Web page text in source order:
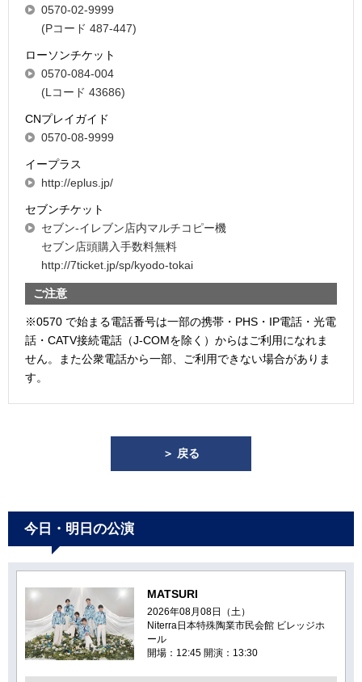
0570-02-9999
(Pコード 487-447)
ローソンチケット
0570-084-004
(Lコード 43686)
CNプレイガイド
0570-08-9999
イープラス
http://eplus.jp/
セブンチケット
セブン-イレブン店内マルチコピー機
セブン店頭購入手数料無料
http://7ticket.jp/sp/kyodo-tokai
ご注意
※0570 で始まる電話番号は一部の携帯・PHS・IP電話・光電
話・CATV接続電話（J-COMを除く）からはご利用になれま
せん。また公衆電話から一部、ご利用できない場合がありま
す。
＞ 戻る
今日・明日の公演
MATSURI
2026年08月08日（土）
Niterra日本特殊陶業市民会館 ビレッジホ
ール
開場：12:45 開演：13:30